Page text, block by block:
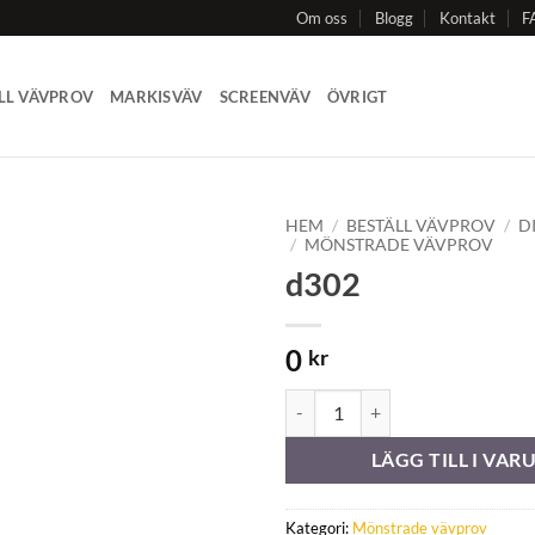
Om oss Blogg Kontakt
VÄVPROV MARKISVÄV SCREENVÄV ÖVRIGT
HEM / BESTÄLL VÄVPROV /
/ MÖNSTRADE VÄVPROV
d302
0 kr
LÄGG TILL I
Kategori: Mönstrade vävprov